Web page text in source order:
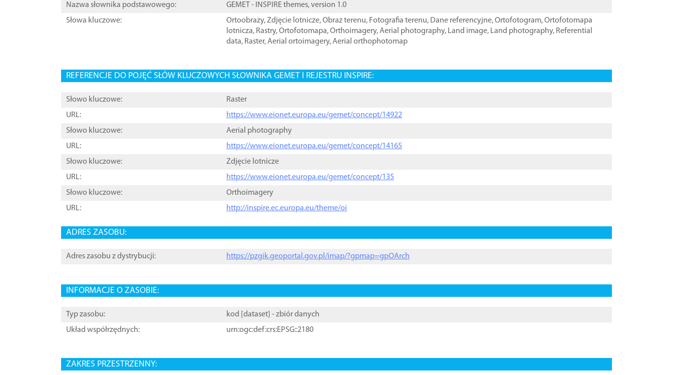
Nazwa słownika podstawowego:
GEMET - INSPIRE themes, version 1.0
Słowa kluczowe:
Ortoobrazy,Zdjęcie lotnicze,Obraz terenu, Fotografia terenu, Dane referencyjne,Ortofotogram,Ortofotomapa
lotnicza, Rastry,Ortofotomapa,Orthoimagery,Aerial photography, Land image, Land photography, Referential
data, Raster,Aerial ortoimagery,Aerial orthophotomap
REFERENCJE DO POJĘĆ SŁÓW KLUCZOWYCH SŁOWNIKA GEMET I REJESTRU INSPIRE:
Słowo kluczowe:
Raster
URL:
https://www.eionet.europa.eu/gemet/concept/14922
Słowo kluczowe:
Aerial photography
URL:
https://www.eionet.europa.eu/gemet/concept/14165
Słowo kluczowe:
Zdjęcie lotnicze
URL:
https://www.eionet.europa.eu/gemet/concept/135
Słowo kluczowe:
Orthoimagery
URL:
http://inspire.ec.europa.eu/theme/oi
ADRES ZASOBU:
Adres zasobu z dystrybucji: https://pzgik.geoportal.gov.pl/imap/?gpmap=gpOArch
INFORMACJE O ZASOBIE:
Typ zasobu: kod [ dataset ] - zbiór danych
Układ współrzędnych:
urn:ogc:def:crs:EPSG::2180
ZAKRES PRZESTRZENNY: